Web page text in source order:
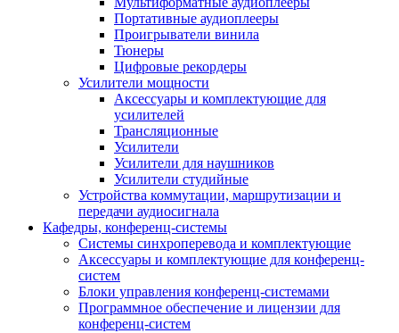
Портативные аудиоплееры
Проигрыватели винила
Тюнеры
Цифровые рекордеры
Усилители мощности
Аксессуары и комплектующие для
усилителей
Трансляционные
Усилители
Усилители для наушников
Усилители студийные
Устройства коммутации, маршрутизации и
передачи аудиосигнала
Кафедры, конференц-системы
Cистемы синхроперевода и комплектующие
Аксессуары и комплектующие для конференц-
систем
Блоки управления конференц-системами
Программное обеспечение и лицензии для
конференц-систем